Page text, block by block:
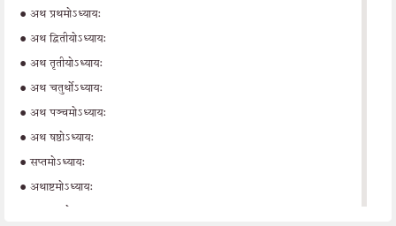
• अथ प्रथमोऽध्याय:
• अथ द्वितीयोऽध्याय:
• अथ तृतीयोऽध्याय:
• अथ चतुर्थोऽध्याय:
• अथ पञ्चमोऽध्याय:
• अथ षष्ठोऽध्याय:
•सप्तमोऽध्याय:
• अथाष्टमोऽध्याय: